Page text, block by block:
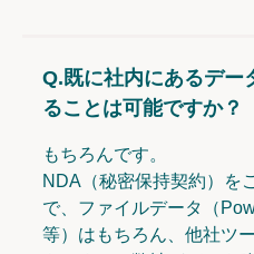
Q.既に社内にあるデー
ることは可能ですか？
もちろんです。
NDA（秘密保持契約）を
で、ファイルデータ（
等）はもちろん、他社ツ